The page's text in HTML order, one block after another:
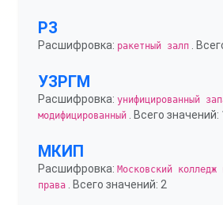
РЗ
Расшифровка: ракетный залп .
УЗРГМ
Расшифровка: унифицированный
модифицированный . Всего значений:
МКИП
Расшифровка: Московский колледж
права . Всего значений: 2